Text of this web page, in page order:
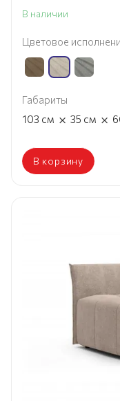
В наличии
Цветовое
Габариты
103 см × 35 см ×
В корзину